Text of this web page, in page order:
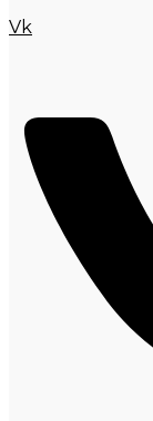
Vk